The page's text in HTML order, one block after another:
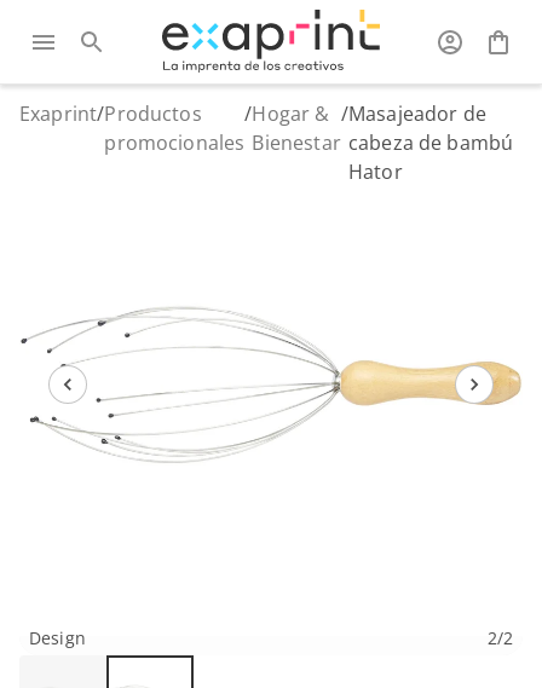
Exaprint/Productos
promocionales
/Hogar &
Bienestar
/Masajeador de
cabeza de bambú
Hator
Design 2/2